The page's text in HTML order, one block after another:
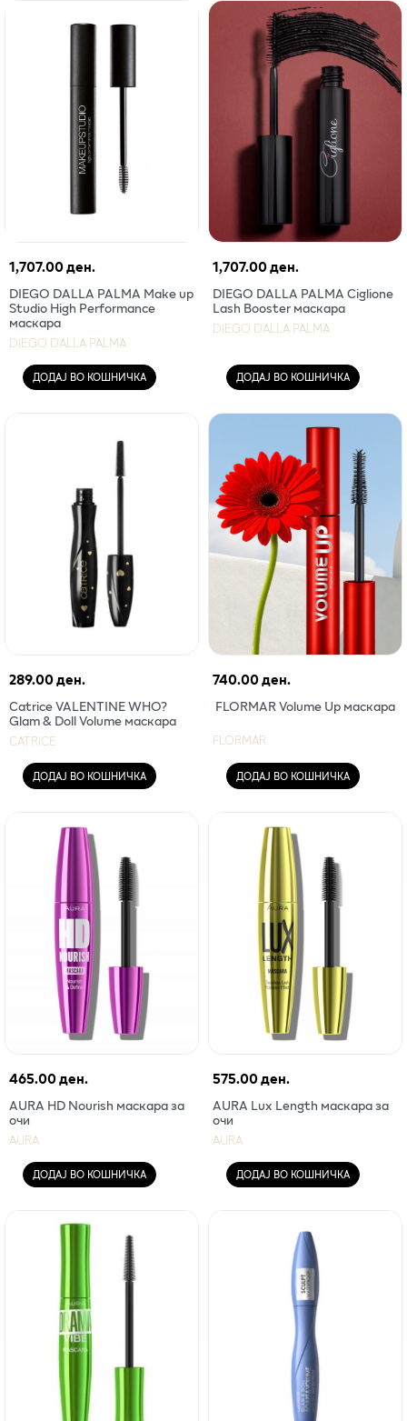
1,707.00 ден.
DIEGO DALLA PALMA Make up
Studio High Performance
маскара
DIEGO DALLA PALMA
ДОДАЈ ВО КОШНИЧКА
1,707.00 ден.
DIEGO DALLA PALMA Ciglione
Lash Booster маскара
DIEGO DALLA PALMA
ДОДАЈ ВО КОШНИЧКА
289.00 ден.
Catrice VALENTINE WHO?
Glam & Doll Volume маскара
CATRICE
ДОДАЈ ВО КОШНИЧКА
740.00 ден.
FLORMAR Volume Up маскара
FLORMAR
ДОДАЈ ВО КОШНИЧКА
465.00 ден.
AURA HD Nourish маскара за
очи
AURA
ДОДАЈ ВО КОШНИЧКА
575.00 ден.
AURA Lux Length маскара за
очи
AURA
ДОДАЈ ВО КОШНИЧКА